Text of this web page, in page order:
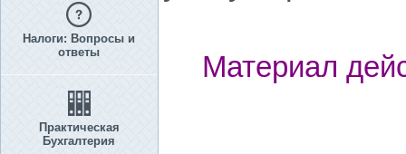
Налоги: Вопросы и
ответы
Практическая
Бухгалтерия
Материал